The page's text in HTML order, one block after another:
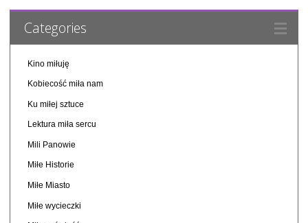
Categories
Kino miłuję
Kobiecość miła nam
Ku miłej sztuce
Lektura miła sercu
Mili Panowie
Miłe Historie
Miłe Miasto
Miłe wycieczki